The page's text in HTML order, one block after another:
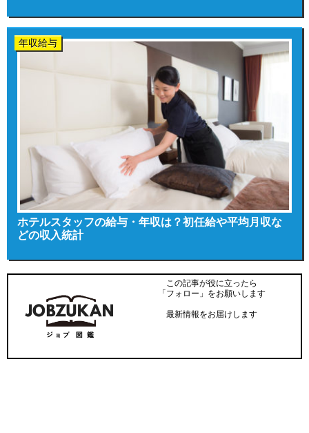
年収給与
ホテルスタッフの給与・年収は？初任給や平均月収な
どの収入統計
この記事が役に立ったら
「フォロー」をお願いします
最新情報をお届けします